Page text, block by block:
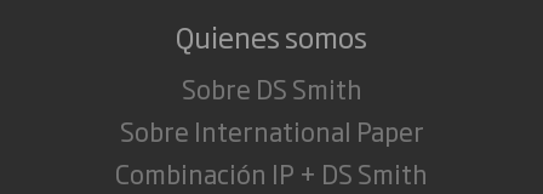
Quienes somos
Sobre DS Smith
Sobre International Paper
Combinación IP + DS Smith